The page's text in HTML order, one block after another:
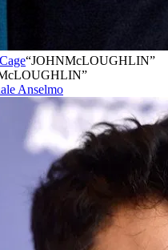
“JOHNMcLOUGHLIN”
Anselmo